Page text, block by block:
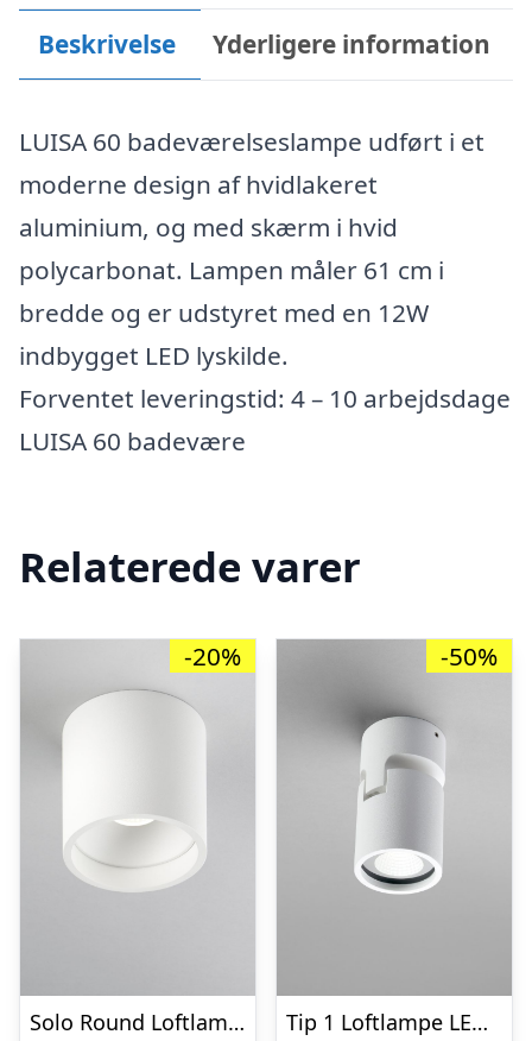
Beskrivelse Yderligere information
LUISA 60 badeværelseslampe udført i et
moderne design af hvidlakeret
aluminium, og med skærm i hvid
polycarbonat. Lampen måler 61 cm i
bredde og er udstyret med en 12W
indbygget LED lyskilde.
Forventet leveringstid: 4 – 10 arbejdsdage
LUISA 60 badevære
Relaterede varer
-20%
Solo Round Loftlampe Hvid 3000K – LIGHT-POINT
-50%
Tip 1 Loftlampe LED Hvid – Så længe lager haves – LIGHT-POINT